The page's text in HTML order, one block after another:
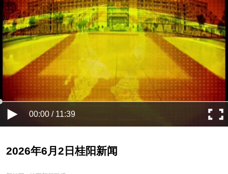
00:00 / 11:39
2026年6月2日桂阳新闻